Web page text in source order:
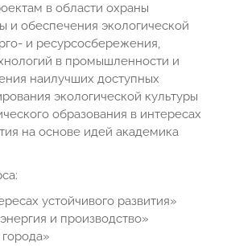
в области охраны
обеспечения экологической
и ресурсосбережения,
в промышленности и
наилучших доступных
экологической культуры
образования в интересах
на основе идей академика
устойчивого развития»
и производство»